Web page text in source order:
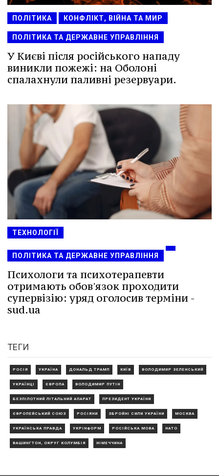
ПОЛІТИКА КОНФЛІКТ, ВІЙНА ТА МИР
ПОЛІТИКА ТА ДЕРЖАВНЕ УПРАВЛІННЯ
У Києві після російського нападу
виникли пожежі: на Оболоні
спалахнули паливні резервуари.
ТЕХНОЛОГІЇ
ПОЛІТИКА ТА ДЕРЖАВНЕ УПРАВЛІННЯ
Психологи та психотерапевти
отримають обов'язок проходити
супервізію: уряд оголосив терміни -
sud.ua
ТЕГИ
РОСІЯ УКРАЇНА ДОНАЛЬД ТРАМП КИЇВ ВОЛОДИМИР ЗЕЛЕНСЬКИЙ
УКРАЇНЦІ ЄВРОПА ВОЛОДИМИР ПУТІН
БЕЗПІЛОТНИЙ ЛІТАЛЬНИЙ АПАРАТ ПРЕЗИДЕНТ УКРАЇНИ
ЄВРОПЕЙСЬКИЙ СОЮЗ РОСІЯНИ ЗБРОЙНІ СИЛИ УКРАЇНИ МОСКВА
УКРАЇНСЬКА ПРАВДА УКРІНФОРМ РОСІЙСЬКА МОВА НАТО
ВАШИНГТОН, ОКРУГ КОЛУМБІЯ НІМЕЧЧИНА